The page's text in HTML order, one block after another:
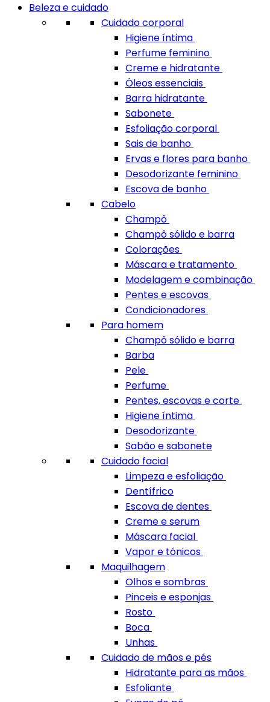
Beleza e cuidado
Cuidado corporal
Higiene íntima
Perfume feminino
Creme e hidratante
Óleos essenciais
Barra hidratante
Sabonete
Esfoliação corporal
Sais de banho
Ervas e flores para banho
Desodorizante feminino
Escova de banho
Cabelo
Champô
Champô sólido e barra
Colorações
Máscara e tratamento
Modelagem e combinação
Pentes e escovas
Condicionadores
Para homem
Champô sólido e barra
Barba
Pele
Perfume
Pentes, escovas e corte
Higiene íntima
Desodorizante
Sabão e sabonete
Cuidado facial
Limpeza e esfoliação
Dentífrico
Escova de dentes
Creme e serum
Máscara facial
Vapor e tónicos
Maquilhagem
Olhos e sombras
Pinceis e esponjas
Rosto
Boca
Unhas
Cuidado de mãos e pés
Hidratante para as mãos
Esfoliante